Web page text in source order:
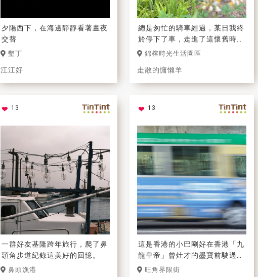
夕陽西下，在海邊靜靜看著晝夜
交替
墾丁
江江好
總是匆忙的騎車經過，某日我終
於停下了車，走進了這懷舊時光
的木造建築，在市中心裡原來有
錦榕時光生活園區
走散的慵懶羊
13
一群好友基隆跨年旅行，爬了鼻
頭角步道紀錄這美好的回憶。
鼻頭漁港
13
這是香港的小巴剛好在香港「九
龍皇帝」曾灶才的墨寶前駛過，
透過小巴的窗，隱約看到那因油
旺角界限街